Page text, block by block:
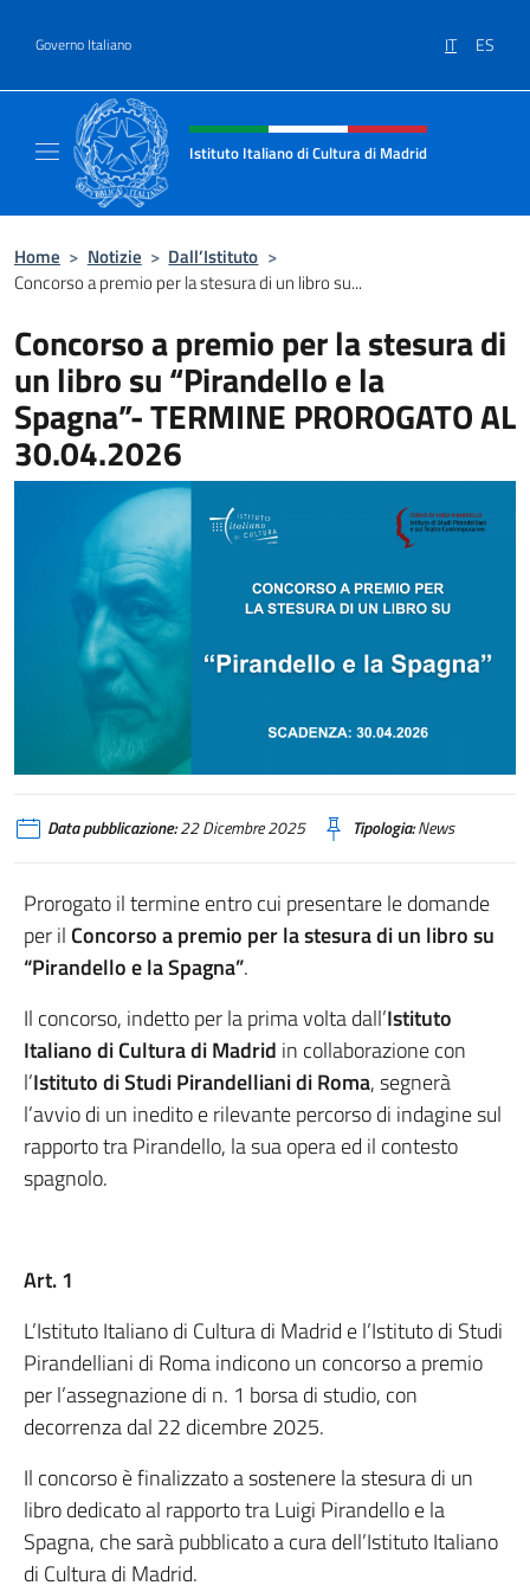
Governo Italiano IT ES
Intestazione sito, social e menù
Istituto Italiano di Cultura di Madrid
Home > Notizie > Dall’Istituto >
Concorso a premio per la stesura di un libro su...
Concorso a premio per la stesura di
un libro su “Pirandello e la
Spagna”- TERMINE PROROGATO AL
30.04.2026
Data pubblicazione:22 Dicembre 2025 Tipologia:News
Prorogato il termine entro cui presentare le domande
per il Concorso a premio per la stesura di un libro su
“Pirandello e la Spagna”.
Il concorso, indetto per la prima volta dall’Istituto
Italiano di Cultura di Madrid in collaborazione con
l’Istituto di Studi Pirandelliani di Roma, segnerà
l’avvio di un inedito e rilevante percorso di indagine sul
rapporto tra Pirandello, la sua opera ed il contesto
spagnolo.
Art. 1
L’Istituto Italiano di Cultura di Madrid e l’Istituto di Studi
Pirandelliani di Roma indicono un concorso a premio
per l’assegnazione di n. 1 borsa di studio, con
decorrenza dal 22 dicembre 2025.
Il concorso è finalizzato a sostenere la stesura di un
libro dedicato al rapporto tra Luigi Pirandello e la
Spagna, che sarà pubblicato a cura dell’Istituto Italiano
di Cultura di Madrid.